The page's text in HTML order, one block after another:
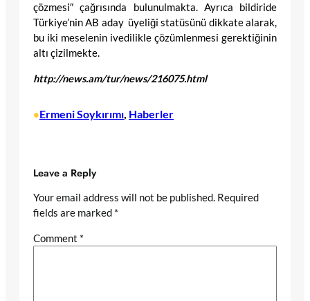
çözmesi″ çağrısında bulunulmakta. Ayrıca bildiride
Türkiye’nin AB aday üyeliği statüsünü dikkate alarak,
bu iki meselenin ivedilikle çözümlenmesi gerektiğinin
altı çizilmekte.
http://news.am/tur/news/216075.html
•Ermeni Soykırımı, Haberler
Leave a Reply
Your email address will not be published. Required
fields are marked *
Comment *